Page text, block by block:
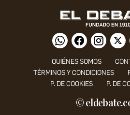
QUIÉNES SOMOS
TÉRMINOS Y CONDICIONES
P. DE COOKIES
P. DE
©